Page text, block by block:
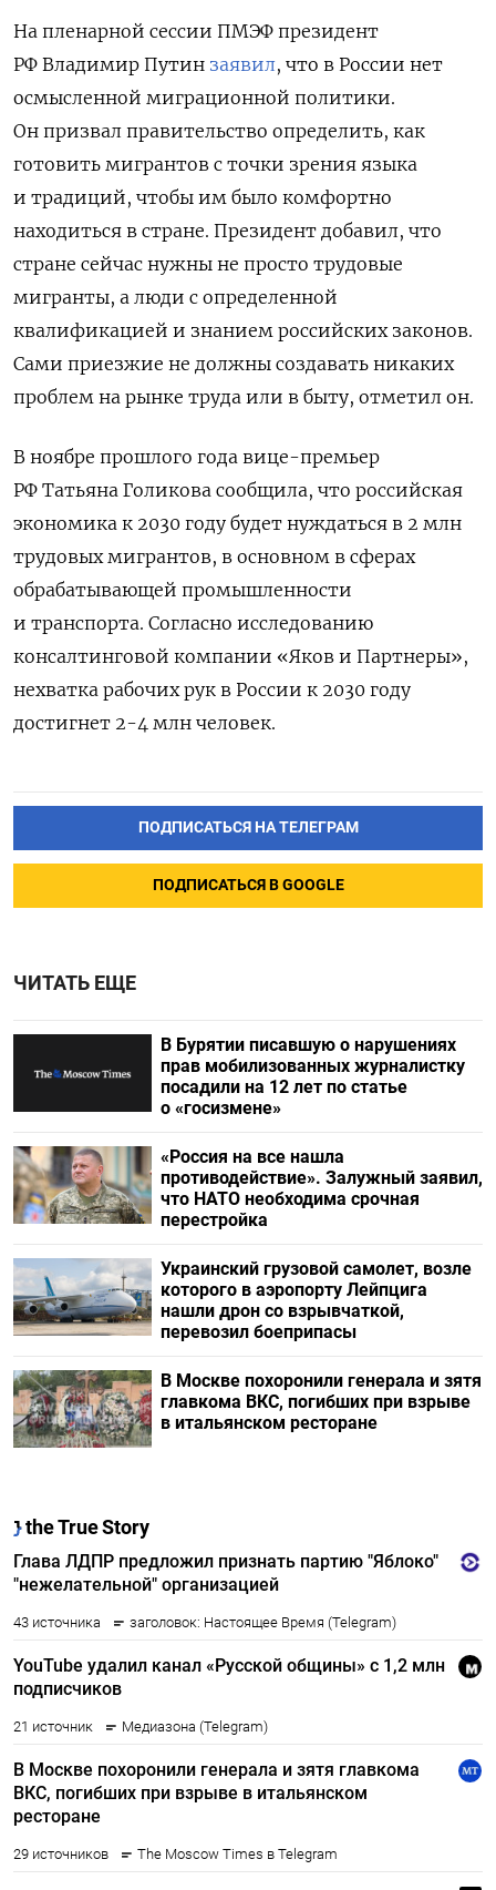
На пленарной сессии ПМЭФ президент
РФ Владимир Путин заявил, что в России нет
осмысленной миграционной политики.
Он призвал правительство определить, как
готовить мигрантов с точки зрения языка
и традиций, чтобы им было комфортно
находиться в стране. Президент добавил, что
стране сейчас нужны не просто трудовые
мигранты, а люди с определенной
квалификацией и знанием российских законов.
Сами приезжие не должны создавать никаких
проблем на рынке труда или в быту, отметил он.
В ноябре прошлого года вице-премьер
РФ Татьяна Голикова сообщила, что российская
экономика к 2030 году будет нуждаться в 2 млн
трудовых мигрантов, в основном в сферах
обрабатывающей промышленности
и транспорта. Согласно исследованию
консалтинговой компании «Яков и Партнеры»,
нехватка рабочих рук в России к 2030 году
достигнет 2-4 млн человек.
ПОДПИСАТЬСЯ НА ТЕЛЕГРАМ
ПОДПИСАТЬСЯ В GOOGLE
ЧИТАТЬ ЕЩЕ
В Бурятии писавшую о нарушениях
прав мобилизованных журналистку
посадили на 12 лет по статье
о «госизмене»
«Россия на все нашла
противодействие». Залужный заявил,
что НАТО необходима срочная
перестройка
Украинский грузовой самолет, возле
которого в аэропорту Лейпцига
нашли дрон со взрывчаткой,
перевозил боеприпасы
В Москве похоронили генерала и зятя
главкома ВКС, погибших при взрыве
в итальянском ресторане